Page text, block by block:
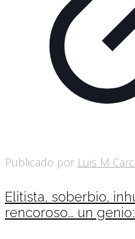
Publicado por Luis M
Elitista, soberbio,
rencoroso… un